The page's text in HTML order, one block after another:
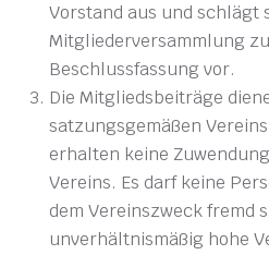
Vorstand aus und schlägt
Mitgliederversammlung
Beschlussfassung vor.
Die Mitgliedsbeiträge
satzungsgemäßen
erhalten keine
Vereins. Es darf keine
dem Vereinszweck fremd
unverhältnismäßig hohe